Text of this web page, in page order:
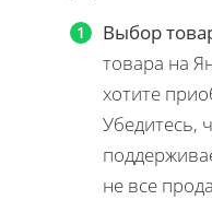
Выбор
товара на
хотите
Убедитесь,
не все